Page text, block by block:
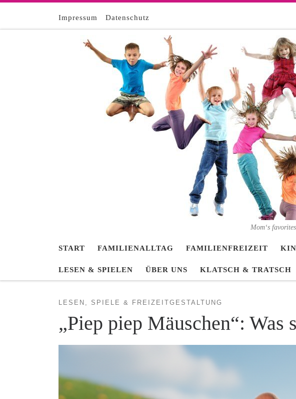
Zum Inhalt springen
Impressum Datenschutz
Mom‘s
START FAMILIENALLTAG FAMILIENFREIZEIT
LESEN & SPIELEN ÜBER UNS KLATSCH & TRATSCH
LESEN, SPIELE & FREIZEITGESTALTUNG
„Piep piep Mäuschen“: Was